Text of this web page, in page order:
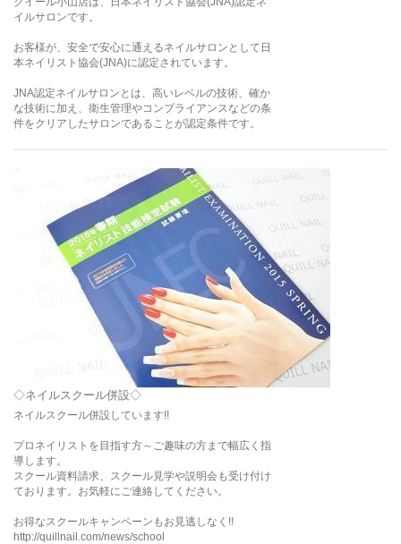
イルサロンです。
お客様が、安全で安心に通えるネイルサロンとして日
本ネイリスト協会(JNA)に認定されています。
JNA認定ネイルサロンとは、高いレベルの技術、確か
な技術に加え、衛生管理やコンプライアンスなどの条
件をクリアしたサロンであることが認定条件です。
◇ネイルスクール併設◇
ネイルスクール併設しています!!
プロネイリストを目指す方～ご趣味の方まで幅広く指
導します。
スクール資料請求、スクール見学や説明会も受け付け
ております。お気軽にご連絡してください。
お得なスクールキャンペーンもお見逃しなく!!
http://quillnail.com/news/school